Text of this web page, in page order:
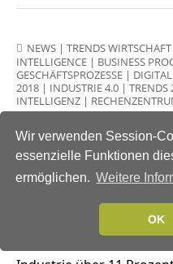
Wir verwenden Session-
essenzielle Funktionen
ermöglichen. Weitere
OK
NEWS | TRENDS WIRTSCHAFT
INTELLIGENCE | BUSINESS
GESCHÄFTSPROZESSE |
2018 | INDUSTRIE 4.0 | TRENDS
INTELLIGENZ |
KI kostet
schafft über
Wachstum in
25. September 2018